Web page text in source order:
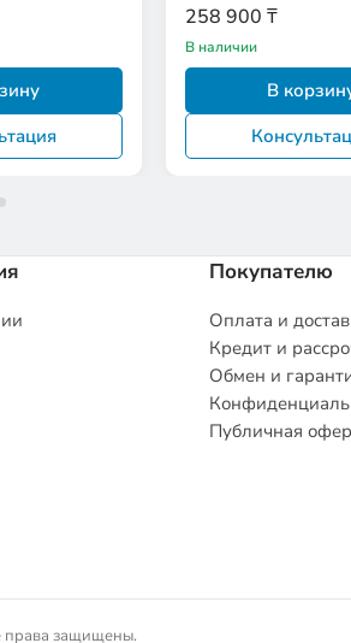
258 900 ₸
В наличии
В
Покупателю
Оплата и
Кредит и
Обмен и
Публичная
права защищены.